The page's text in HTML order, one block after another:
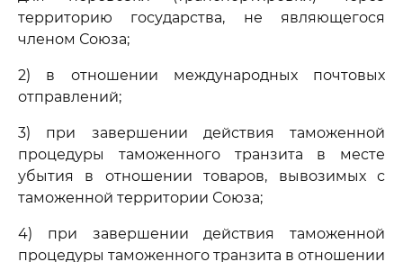
территорию государства, не являющегося
членом Союза;
2) в отношении международных почтовых
отправлений;
3) при завершении действия таможенной
процедуры таможенного транзита в месте
убытия в отношении товаров, вывозимых с
таможенной территории Союза;
4) при завершении действия таможенной
процедуры таможенного транзита в отношении